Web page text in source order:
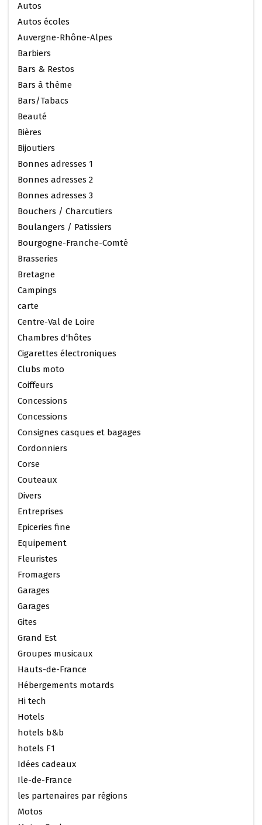
Autos
Autos écoles
Auvergne-Rhône-Alpes
Barbiers
Bars & Restos
Bars à thème
Bars/Tabacs
Beauté
Bières
Bijoutiers
Bonnes adresses 1
Bonnes adresses 2
Bonnes adresses 3
Bouchers / Charcutiers
Boulangers / Patissiers
Bourgogne-Franche-Comté
Brasseries
Bretagne
Campings
carte
Centre-Val de Loire
Chambres d'hôtes
Cigarettes électroniques
Clubs moto
Coiffeurs
Concessions
Concessions
Consignes casques et bagages
Cordonniers
Corse
Couteaux
Divers
Entreprises
Epiceries fine
Equipement
Fleuristes
Fromagers
Garages
Garages
Gites
Grand Est
Groupes musicaux
Hauts-de-France
Hébergements motards
Hi tech
Hotels
hotels b&b
hotels F1
Idées cadeaux
Ile-de-France
les partenaires par régions
Motos